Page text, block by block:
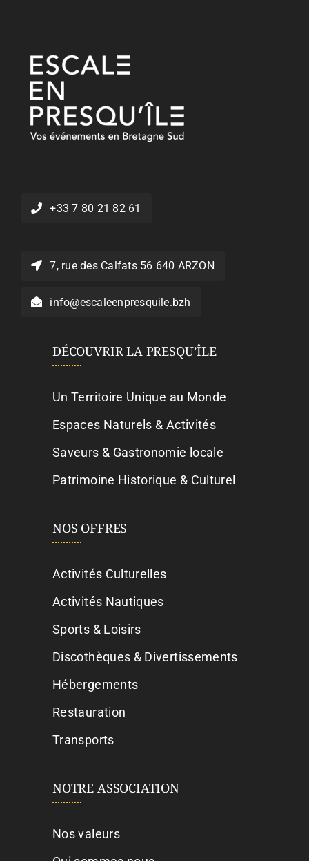
+33 7 80 21 82 61
7, rue des Calfats 56 640 ARZON
info@escaleenpresquile.bzh
DÉCOUVRIR LA PRESQU’ÎLE
Un Territoire Unique au Monde
Espaces Naturels & Activités
Saveurs & Gastronomie locale
Patrimoine Historique & Culturel
NOS OFFRES
Activités Culturelles
Activités Nautiques
Sports & Loisirs
Discothèques & Divertissements
Hébergements
Restauration
Transports
NOTRE ASSOCIATION
Nos valeurs